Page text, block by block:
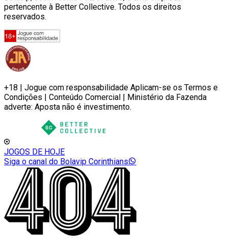
pertencente à Better Collective. Todos os direitos
reservados.
+18 | Jogue com responsabilidade Aplicam-se os Termos e
Condições | Conteúdo Comercial | Ministério da Fazenda
adverte: Aposta não é investimento.
JOGOS DE HOJE
Siga o canal do Bolavip Corinthians